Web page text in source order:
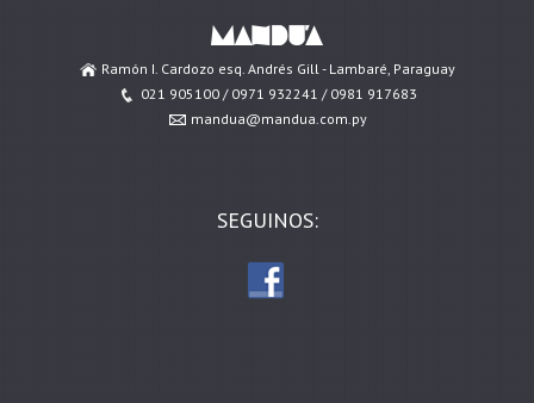
Ramón I. Cardozo esq. Andrés Gill - Lambaré, Paraguay
021 905100 / 0971 932241 / 0981 917683
mandua@mandua.com.py
SEGUINOS: